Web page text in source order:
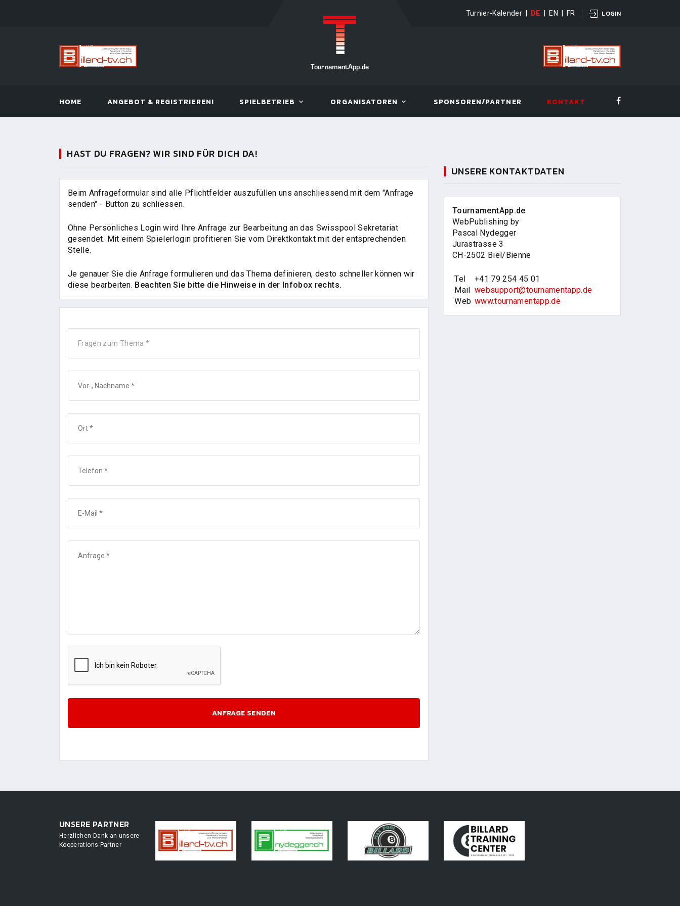
Turnier-Kalender DE EN FR LOGIN
TournamentApp.de
HOME ANGEBOT & REGISTRIEREN! SPIELBETRIEB ORGANISATOREN SPONSOREN/PARTNER KONTAKT
HAST DU FRAGEN? WIR SIND FÜR DICH DA!
Beim Anfrageformular sind alle Pflichtfelder auszufüllen uns anschliessend mit dem "Anfrage
senden" - Button zu schliessen.
Ohne Persönliches Login wird Ihre Anfrage zur Bearbeitung an das Swisspool Sekretariat
gesendet. Mit einem Spielerlogin profitieren Sie vom Direktkontakt mit der entsprechenden
Stelle.
Je genauer Sie die Anfrage formulieren und das Thema definieren, desto schneller können wir
diese bearbeiten. Beachten Sie bitte die Hinweise in der Infobox rechts.
Fragen zum Thema *
ANFRAGE SENDEN
UNSERE KONTAKTDATEN
TournamentApp.de
WebPublishing by
Pascal Nydegger
Jurastrasse 3
CH-2502 Biel/Bienne
Tel
+41 79 254 45 01
Mail websupport@tournamentapp.de
Web www.tournamentapp.de
UNSERE PARTNER
Herzlichen Dank an unsere
Kooperations-Partner